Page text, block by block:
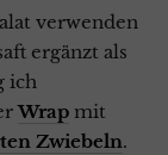
verwenden
ergänzt als
ich
Wrap mit
Zwiebeln.